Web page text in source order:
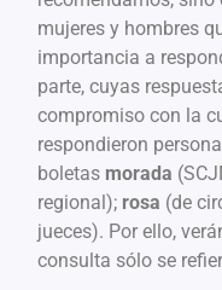
mujeres y hombres
importancia a
parte, cuyas
compromiso con la
respondieron
boletas morada
regional); rosa (de
jueces). Por ello,
consulta sólo se